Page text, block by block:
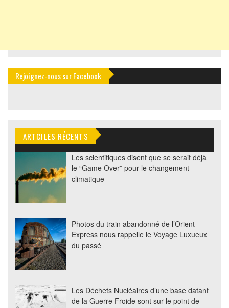
Rejoignez-nous sur Facebook
ARTCILES RÉCENTS
Les scientifiques disent que se serait déjà
le “Game Over” pour le changement
climatique
Photos du train abandonné de l’Orient-
Express nous rappelle le Voyage Luxueux
du passé
Les Déchets Nucléaires d’une base datant
de la Guerre Froide sont sur le point de